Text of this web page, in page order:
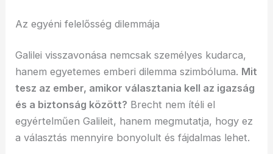
Az egyéni felelősség dilemmája
Galilei visszavonása nemcsak személyes kudarca,
hanem egyetemes emberi dilemma szimbóluma. Mit
tesz az ember, amikor választania kell az igazság
és a biztonság között? Brecht nem ítéli el
egyértelműen Galileit, hanem megmutatja, hogy ez
a választás mennyire bonyolult és fájdalmas lehet.